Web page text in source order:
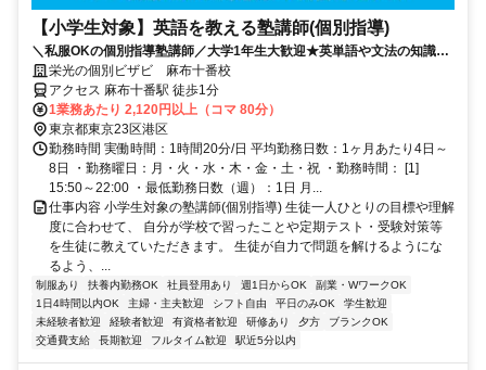
【小学生対象】英語を教える塾講師(個別指導)
＼私服OKの個別指導塾講師／大学1年生大歓迎★英単語や文法の知識を
活かそう♪教えることが好きな方歓迎！
栄光の個別ビザビ 麻布十番校
アクセス 麻布十番駅 徒歩1分
1業務あたり 2,120円以上（コマ 80分）
東京都東京23区港区
勤務時間 実働時間：1時間20分/日 平均勤務日数：1ヶ月あたり4日～
8日 ・勤務曜日：月・火・水・木・金・土・祝 ・勤務時間： [1]
15:50～22:00 ・最低勤務日数（週）：1日 月...
仕事内容 小学生対象の塾講師(個別指導) 生徒一人ひとりの目標や理解
度に合わせて、 自分が学校で習ったことや定期テスト・受験対策等
を生徒に教えていただきます。 生徒が自力で問題を解けるようにな
るよう、...
制服あり 扶養内勤務OK 社員登用あり 週1日からOK
副業・WワークOK
1日4時間以内OK
主婦・主夫歓迎 シフト自由 平日のみOK
学生歓迎
未経験者歓迎
経験者歓迎 有資格者歓迎 研修あり 夕方
ブランクOK
交通費支給
長期歓迎 フルタイム歓迎 駅近5分以内